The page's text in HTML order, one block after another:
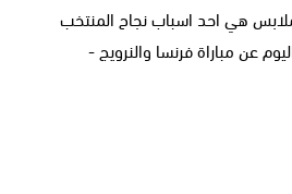
هي احد اسباب نجاح المنتخب
عن مباراة فرنسا والنرويج -